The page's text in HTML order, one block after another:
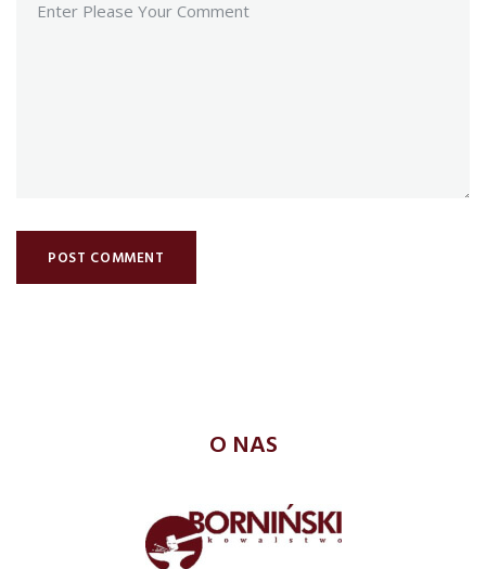
O NAS